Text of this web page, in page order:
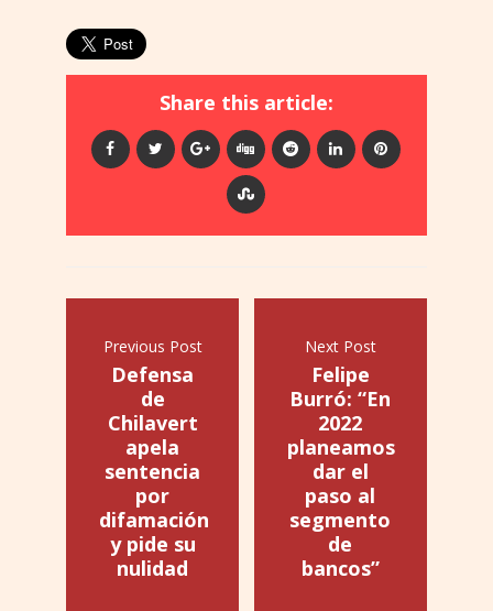
Share this article:
Previous Post
Defensa
de
Chilavert
apela
sentencia
por
difamación
y pide su
nulidad
Next Post
Felipe
Burró: “En
2022
planeamos
dar el
paso al
segmento
de
bancos”